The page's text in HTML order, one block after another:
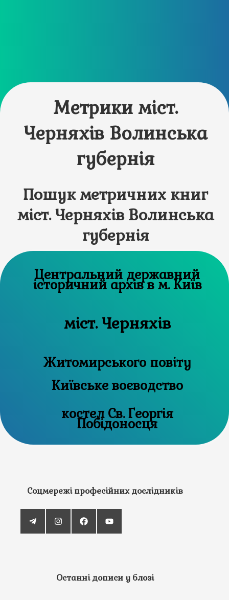
Метрики міст.
Черняхів Волинська
губернія
Пошук метричних книг
міст. Черняхів Волинська
губернія
Центральний державний
історичний архів в м. Київ
міст. Черняхів
Житомирського повіту
Київське воєводство
костел Св. Георгія
Побідоносця
Соцмережі професійних дослідників
Останні дописи у блозі